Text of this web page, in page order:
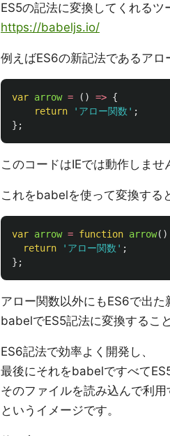
ES5の記法に変換してくれるツ
https://babeljs.io/
例えばES6の新記法であるアロ
var arrow = () => {
return
' アロー関数 ' ;
};
このコードはIEでは動作しませ
これをbabelを使って変換する
var arrow = function arrow()
return
' アロー関数 ' ;
};
アロー関数以外にもES6で出た
babelでES5記法に変換するこ
ES6記法で効率よく開発し、
最後にそれをbabelですべて
そのファイルを読み込んで利用
というイメージです。